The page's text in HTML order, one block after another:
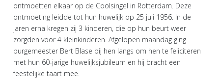
ontmoetten elkaar op de Coolsingel in Rotterdam. Deze
ontmoeting leidde tot hun huwelijk op 25 juli 1956. In de
jaren erna kregen zij 3 kinderen, die op hun beurt weer
zorgden voor 4 kleinkinderen. Afgelopen maandag ging
burgemeester Bert Blase bij hen langs om hen te feliciteren
met hun 60-jarige huwelijksjubileum en hij bracht een
feestelijke taart mee.